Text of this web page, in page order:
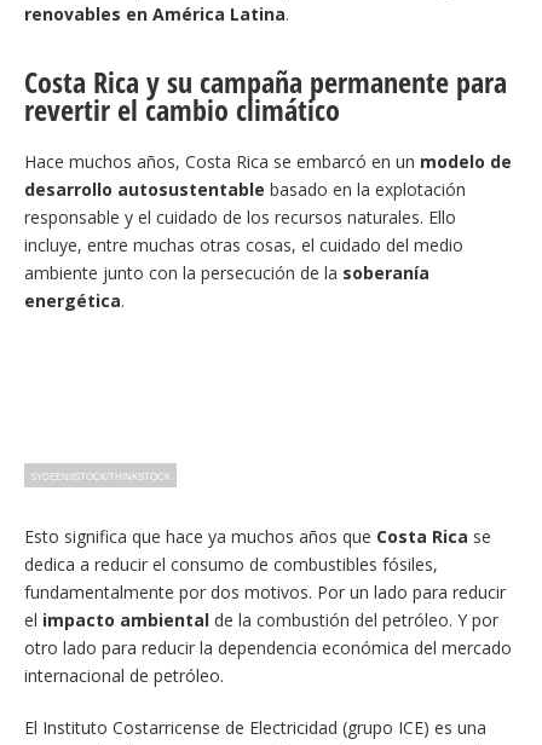
renovables en América Latina.
Costa Rica y su campaña permanente para
revertir el cambio climático
Hace muchos años, Costa Rica se embarcó en un modelo de
desarrollo autosustentable basado en la explotación
responsable y el cuidado de los recursos naturales. Ello
incluye, entre muchas otras cosas, el cuidado del medio
ambiente junto con la persecución de la soberanía
energética.
SYDEEN/ISTOCK/THINKSTOCK
Esto significa que hace ya muchos años que Costa Rica se
dedica a reducir el consumo de combustibles fósiles,
fundamentalmente por dos motivos. Por un lado para reducir
el impacto ambiental de la combustión del petróleo. Y por
otro lado para reducir la dependencia económica del mercado
internacional de petróleo.
El Instituto Costarricense de Electricidad (grupo ICE) es una